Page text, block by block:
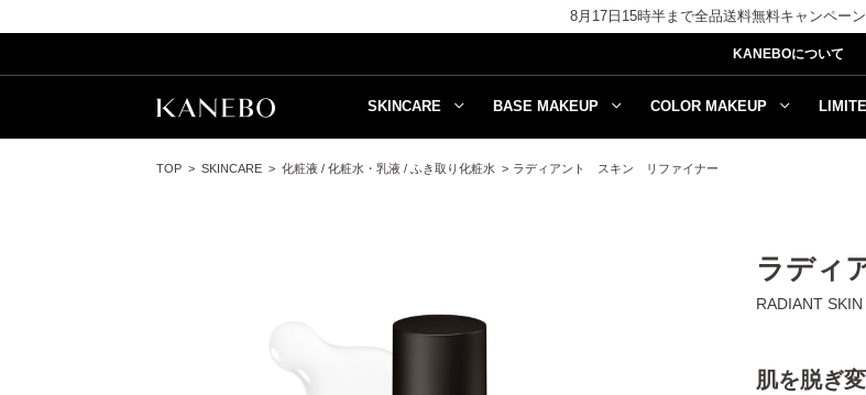
8月17日15時半まで全品送料無料キャンペー
KANEBOについて
SKINCARE BASE MAKEUP COLOR MAKEUP
TOP SKINCARE 化粧液 / 化粧水・乳液 / ふき取り化粧水 ラディアント スキン リファイナー
ラディ
RADIANT
肌を脱ぎ